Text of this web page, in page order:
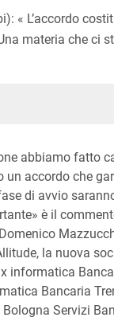
« L’accordo
materia che ci
abbiamo fatto
accordo che
di avvio
è il
la nuova
informatica
Bancaria
Servizi